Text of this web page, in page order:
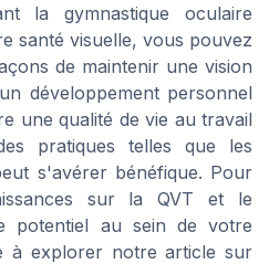
la gymnastique oculaire
santé visuelle, vous pouvez
de maintenir une vision
développement personnel
une qualité de vie au travail
pratiques telles que les
s'avérer bénéfique. Pour
sur la QVT et le
potentiel au sein de votre
à explorer notre article sur